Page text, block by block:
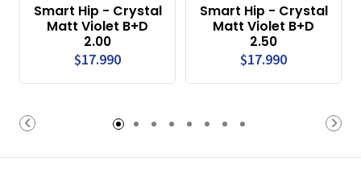
Smart Hip - Crystal
Matt Violet B+D
2.00
$17.990
Smart Hip - Crystal
Matt Violet B+D
2.50
$17.990